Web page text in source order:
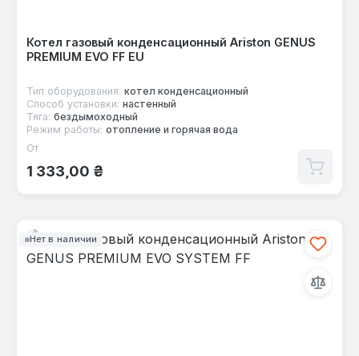
Котел газовый конденсационный Ariston GENUS
PREMIUM EVO FF EU
Тип оборудования: котел конденсационный
Способ установки: настенный
Тяга: бездымоходный
Режим работы: отопление и горячая вода
Обычная цена:
От
1 333,00 ₴
Нет в наличии